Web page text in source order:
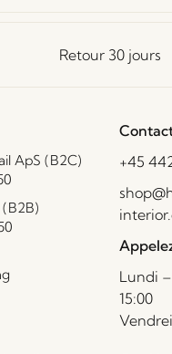
Retour 30 jours
ApS (B2C)
+45
Lundi
15:00